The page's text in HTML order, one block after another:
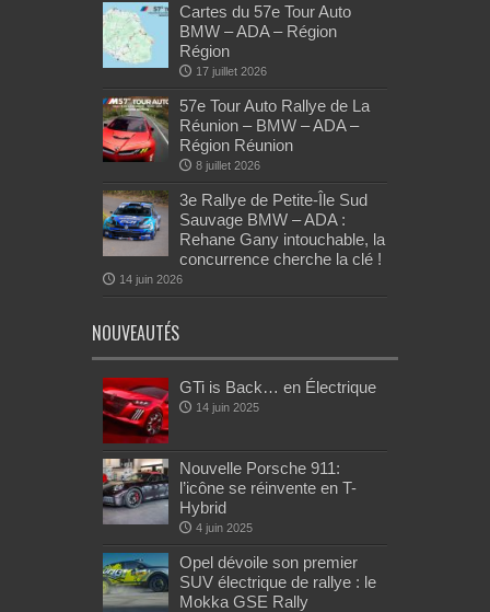
Cartes du 57e Tour Auto
BMW – ADA – Région
Région
17 juillet 2026
57e Tour Auto Rallye de La
Réunion – BMW – ADA –
Région Réunion
8 juillet 2026
3e Rallye de Petite-Île Sud
Sauvage BMW – ADA :
Rehane Gany intouchable, la
concurrence cherche la clé !
14 juin 2026
NOUVEAUTÉS
GTi is Back… en Électrique
14 juin 2025
Nouvelle Porsche 911:
l’icône se réinvente en T-
Hybrid
4 juin 2025
Opel dévoile son premier
SUV électrique de rallye : le
Mokka GSE Rally